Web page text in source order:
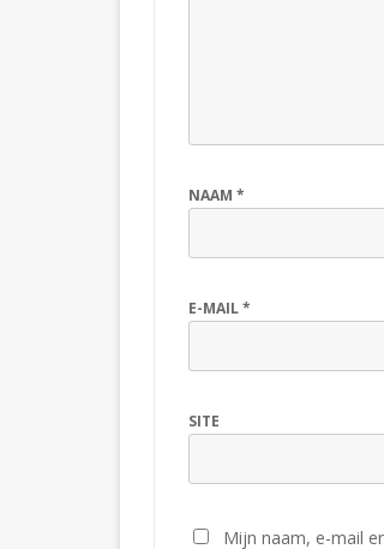
NAAM *
E-MAIL*
SITE
Mijn naam, e-mail